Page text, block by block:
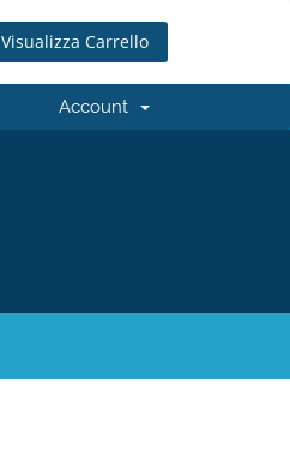
Visualizza Carrello
Account